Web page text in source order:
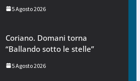
5 Agosto 2026
Coriano. Domani torna
“Ballando sotto le stelle”
5 Agosto 2026